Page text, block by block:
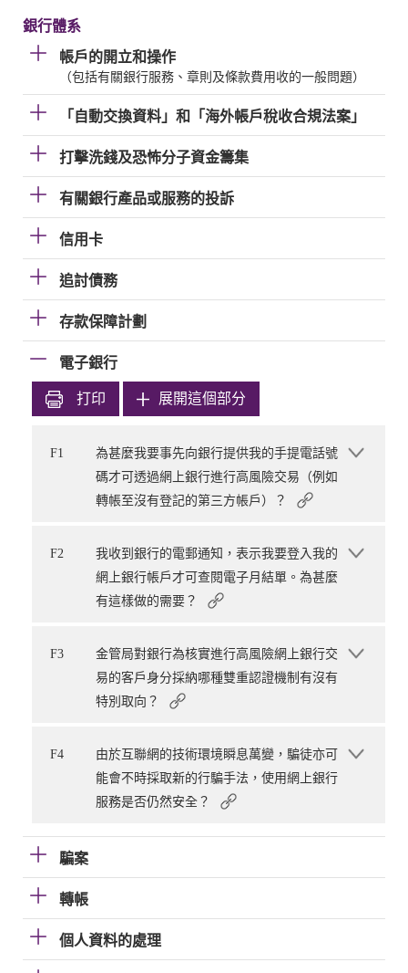
銀行體系
帳戶的開立和操作
（包括有關銀行服務、章則及條款費用收的一般問題）
「自動交換資料」和「海外帳戶稅收合規法案」
打擊洗錢及恐怖分子資金籌集
有關銀行產品或服務的投訴
信用卡
追討債務
存款保障計劃
電子銀行
打印 展開這個部分
F1
為甚麼我要事先向銀行提供我的手提電話號
碼才可透過網上銀行進行高風險交易（例如
轉帳至沒有登記的第三方帳戶）？
F2
我收到銀行的電郵通知，表示我要登入我的
網上銀行帳戶才可查閱電子月結單。為甚麼
有這樣做的需要？
F3
金管局對銀行為核實進行高風險網上銀行交
易的客戶身分採納哪種雙重認證機制有沒有
特別取向？
F4
由於互聯網的技術環境瞬息萬變，騙徒亦可
能會不時採取新的行騙手法，使用網上銀行
服務是否仍然安全？
騙案
轉帳
個人資料的處理